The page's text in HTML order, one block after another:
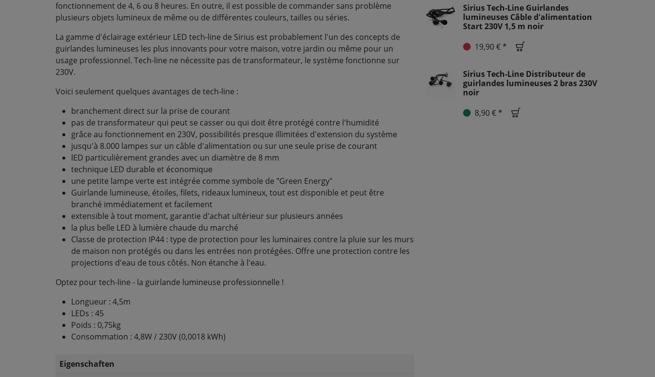
fonctionnement de 4, 6 ou 8 heures. En outre, il est possible de commander sans problème
plusieurs objets lumineux de même ou de différentes couleurs, tailles ou séries.
La gamme d'éclairage extérieur LED tech-line de Sirius est probablement l'un des concepts de
guirlandes lumineuses les plus innovants pour votre maison, votre jardin ou même pour un
usage professionnel. Tech-line ne nécessite pas de transformateur, le système fonctionne sur
230V.
Voici seulement quelques avantages de tech-line :
branchement direct sur la prise de courant
pas de transformateur qui peut se casser ou qui doit être protégé contre l'humidité
grâce au fonctionnement en 230V, possibilités presque illimitées d'extension du système
jusqu'à 8.000 lampes sur un câble d'alimentation ou sur une seule prise de courant
lED particulièrement grandes avec un diamètre de 8 mm
technique LED durable et économique
une petite lampe verte est intégrée comme symbole de "Green Energy"
Guirlande lumineuse, étoiles, filets, rideaux lumineux, tout est disponible et peut être
branché immédiatement et facilement
extensible à tout moment, garantie d'achat ultérieur sur plusieurs années
la plus belle LED à lumière chaude du marché
Classe de protection IP44 : type de protection pour les luminaires contre la pluie sur les murs
de maison non protégés ou dans les entrées non protégées. Offre une protection contre les
projections d'eau de tous côtés. Non étanche à l'eau.
Optez pour tech-line - la guirlande lumineuse professionnelle !
Longueur : 4,5m
LEDs : 45
Poids : 0,75kg
Consommation : 4,8W / 230V (0,0018 kWh)
Eigenschaften
Sirius Tech-Line Guirlandes
lumineuses Câble d'alimentation
Start 230V 1,5 m noir
19,90 € *
Sirius Tech-Line Distributeur de
guirlandes lumineuses 2 bras 230V
noir
8,90 € *